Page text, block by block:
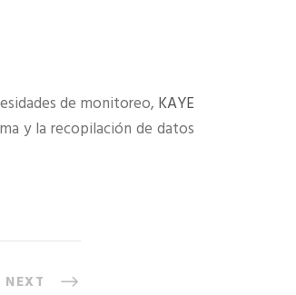
de monitoreo, KAYE
y la recopilación de datos
NEXT